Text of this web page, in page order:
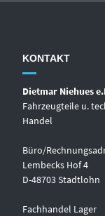
KONTAKT
Dietmar Niehues
Fahrzeugteile u.
Handel
Büro/
Lembecks Hof 4
D-48703 Stadtlohn
Fachhandel Lager